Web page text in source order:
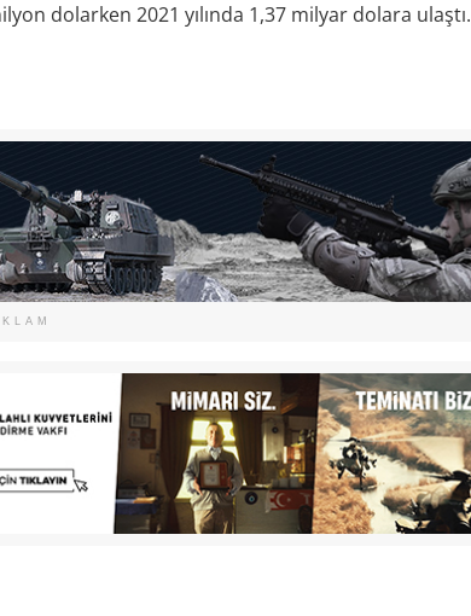
dolarken 2021 yılında 1,37 milyar dolara ulaştı.